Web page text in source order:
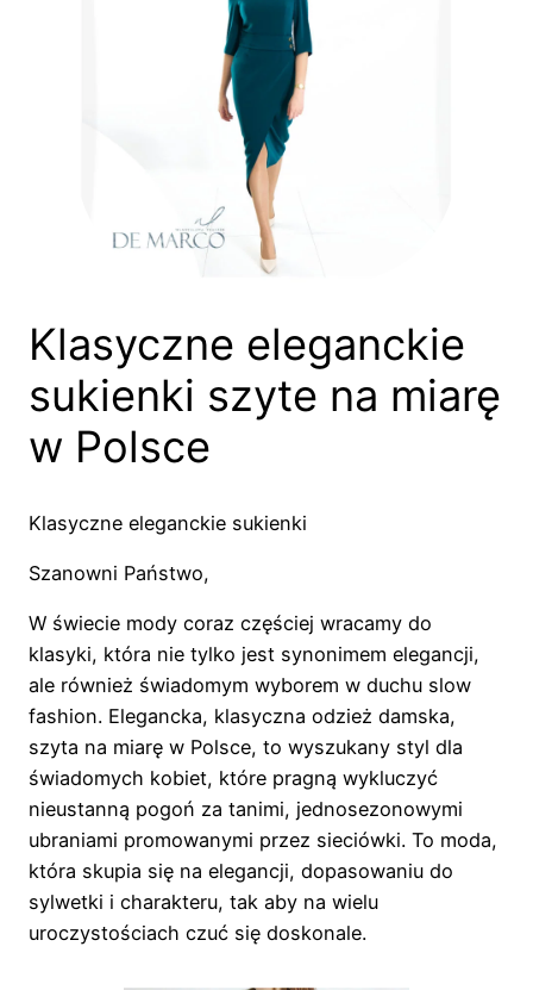
Klasyczne eleganckie
sukienki szyte na miarę
w Polsce
Klasyczne eleganckie sukienki
Szanowni Państwo,
W świecie mody coraz częściej wracamy do
klasyki, która nie tylko jest synonimem elegancji,
ale również świadomym wyborem w duchu slow
fashion. Elegancka, klasyczna odzież damska,
szyta na miarę w Polsce, to wyszukany styl dla
świadomych kobiet, które pragną wykluczyć
nieustanną pogoń za tanimi, jednosezonowymi
ubraniami promowanymi przez sieciówki. To moda,
która skupia się na elegancji, dopasowaniu do
sylwetki i charakteru, tak aby na wielu
uroczystościach czuć się doskonale.